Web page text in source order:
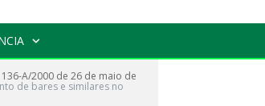
136-A/2000 de 26 de maio de
de bares e similares no